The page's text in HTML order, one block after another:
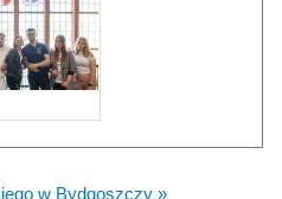
w Bydgoszczy »